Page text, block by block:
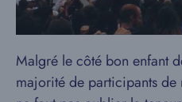
Malgré le côté bon enfant
majorité de participants